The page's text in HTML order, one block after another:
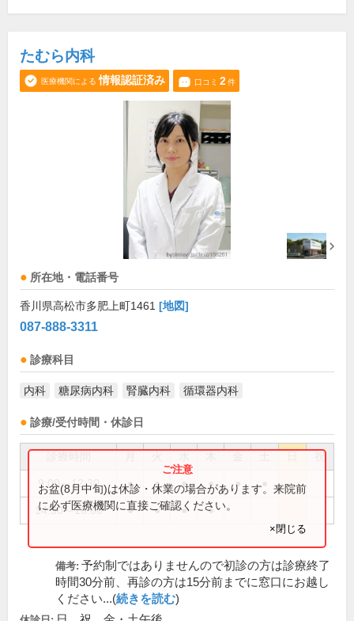
たむら内科
医療機関による 情報認証済み 口コミ 2件
所在地・電話番号
香川県高松市多肥上町1461 [地図]
087-888-3311
診療科目
内科 糖尿病内科 腎臓内科 循環器内科
診療/受付時間・休診日
祝
9:00～12:30 ● ● ● ● ●
14:30～18:00 ● ● ● ●
お盆(8月中旬)は休診・休業の場合があります。来院前
に必ず医療機関に直接ご確認ください。
×閉じる
備考: 予約制ではありませんので初診の方は診療終了
時間30分前、再診の方は15分前までに窓口にお越し
ください...(続きを読む)